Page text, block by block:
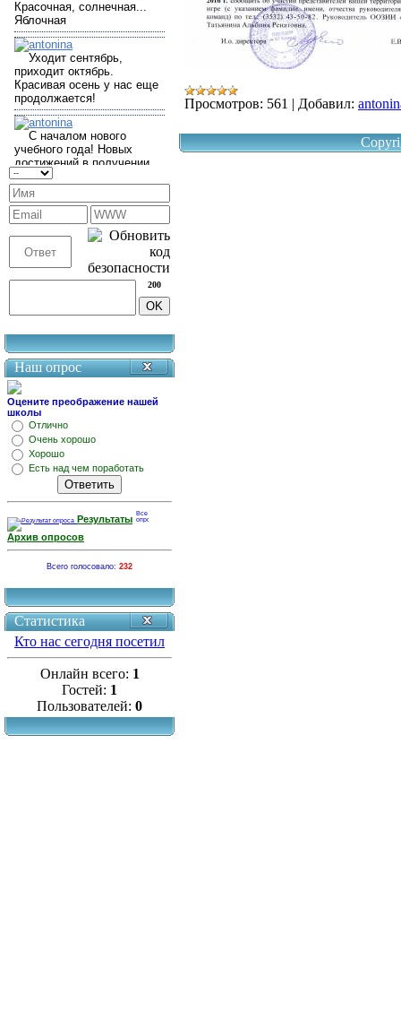
200
Наш опрос
Оцените преображение нашей
школы
Отлично
Очень хорошо
Хорошо
Есть над чем поработать
Результаты
Архив опросов
Всего голосовало: 232
Статистика
Кто нас сегодня посетил
Онлайн всего: 1
Гостей: 1
Пользователей: 0
Просмотров: 561 | Добавил: